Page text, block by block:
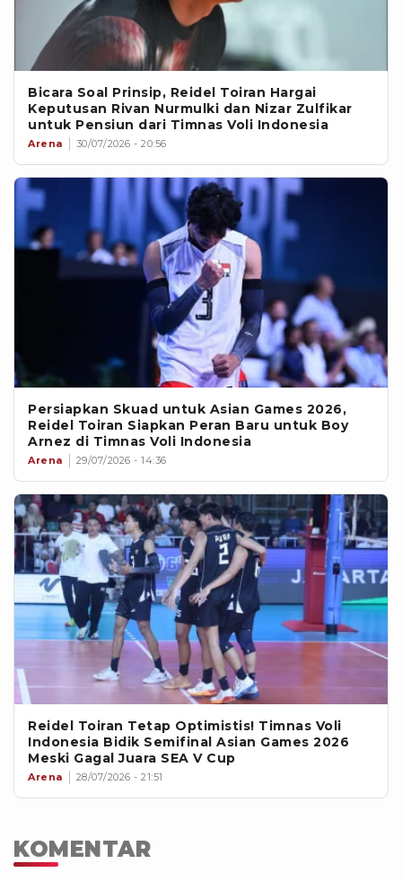
Bicara Soal Prinsip, Reidel Toiran Hargai
Keputusan Rivan Nurmulki dan Nizar Zulfikar
untuk Pensiun dari Timnas Voli Indonesia
Arena 30/07/2026 - 20:56
Persiapkan Skuad untuk Asian Games 2026,
Reidel Toiran Siapkan Peran Baru untuk Boy
Arnez di Timnas Voli Indonesia
Arena 29/07/2026 - 14:36
Reidel Toiran Tetap Optimistis! Timnas Voli
Indonesia Bidik Semifinal Asian Games 2026
Meski Gagal Juara SEA V Cup
Arena 28/07/2026 - 21:51
KOMENTAR